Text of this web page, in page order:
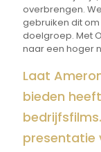
overbrengen.
gebruiken dit
doelgroep. Met
naar een hoger
Laat
bieden
presentatie